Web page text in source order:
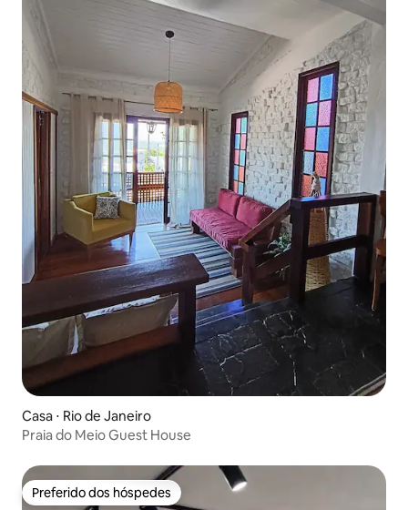
Casa ⋅ Rio de Janeiro
Praia do Meio Guest House
Preferido dos hóspedes
Preferido dos hóspedes